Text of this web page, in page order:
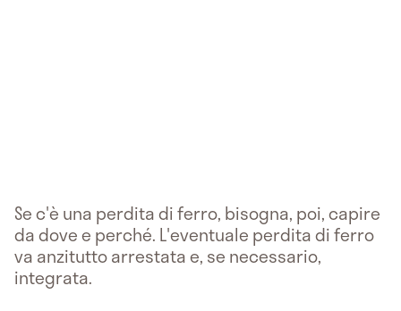
Se c'è una perdita di ferro, bisogna, poi, capire
da dove e perché. L'eventuale perdita di ferro
va anzitutto arrestata e, se necessario,
integrata.